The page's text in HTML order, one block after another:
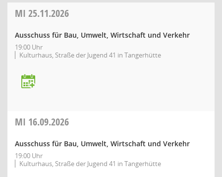
MI 25.11.2026
Ausschuss für Bau, Umwelt, Wirtschaft und Verkehr
19:00 Uhr
Kulturhaus, Straße der Jugend 41 in Tangerhütte
MI 16.09.2026
Ausschuss für Bau, Umwelt, Wirtschaft und Verkehr
19:00 Uhr
Kulturhaus, Straße der Jugend 41 in Tangerhütte